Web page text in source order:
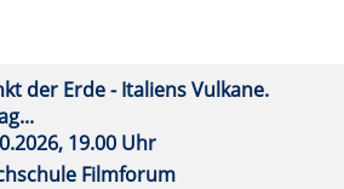
der Erde - Italiens Vulkane.
19.00 Uhr
Filmforum